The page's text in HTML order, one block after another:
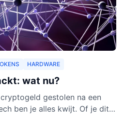
HARDWARE
wat nu?
gestolen na een
ben je alles kwijt. Of je dit